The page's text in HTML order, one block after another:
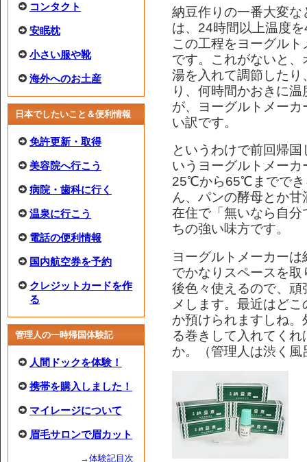
納豆作りの一番大変な
は、24時間以上温度
この工程をヨーグル
です。これがないと
湯を入れて調節した
り、何時間かおきに
が、ヨーグルトメー
い訳です。
というわけで前回帰国
いうヨーグルトメー
25℃から65℃まででき
ん、パンの酵母とか
在住で「無いなら自
ちの強い味方です。
ヨーグルトメーカー
でかなりスペースを
後色々使えるので、
メします。最近はど
か預けられますしね
る巻きして入れてく
か。（管理人は渋く
コンタクト
安眠枕
小さい服や靴
海外へのお土産
日本でしたいこと＆便利情報
免許更新・取得
美容院へ行こう
病院・歯科に行く
温泉に行こう
電話の便利情報
国内航空券を予約
クレジットカードを作
る
管理人の一時帰国体験記
人間ドックを体験！
携帯を購入しました！
マイレージについて
眉毛サロンで眉カット
→体験記目次